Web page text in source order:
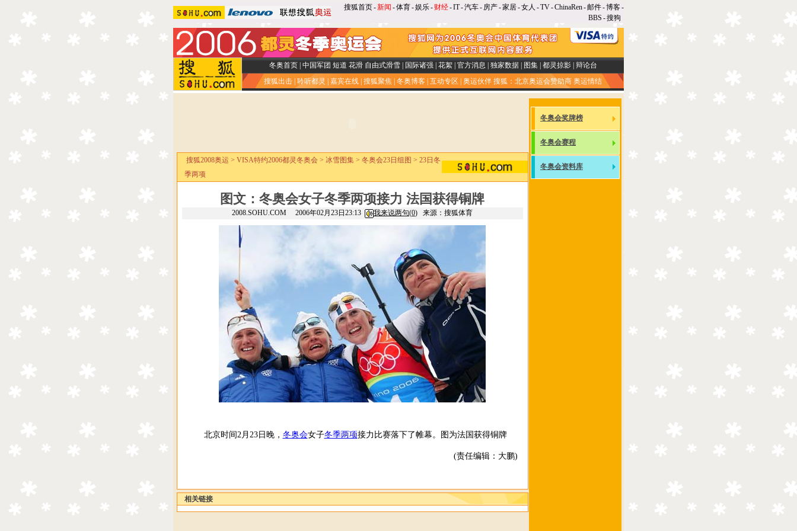
搜狐首页-新闻 -体育-娱乐- 财经-IT-汽车- 房产-家居-女人 -TV-ChinaRen-邮件-博客-
BBS -搜狗
冬奥首页| 中国军团 短道 花滑 自由式滑雪| 国际诸强| 花絮| 官方消息 独家数据| 图集| 都灵掠影| 辩论台
搜狐出击 聆听都灵 嘉宾在线 搜狐聚焦 冬奥博客 互动专区 奥运伙伴 搜狐：北京奥运会赞助商 奥运情结
搜狐2008奥运 > VISA特约2006都灵冬奥会> 冰雪图集> 冬奥会23日组图 > 23日冬
季两项
图文：冬奥会女子冬季两项接力 法国获得铜牌
2008.SOHU.COM 2006年02月23日23:13 我来说两句(0) 来源：搜狐体育
北京时间2月23日晚， 冬奥会女子冬季两项接力比赛落下了帷幕。图为法国获得铜牌
(责任编辑：大鹏)
相关链接
冬奥会奖牌榜
冬奥会赛程
冬奥会资料库